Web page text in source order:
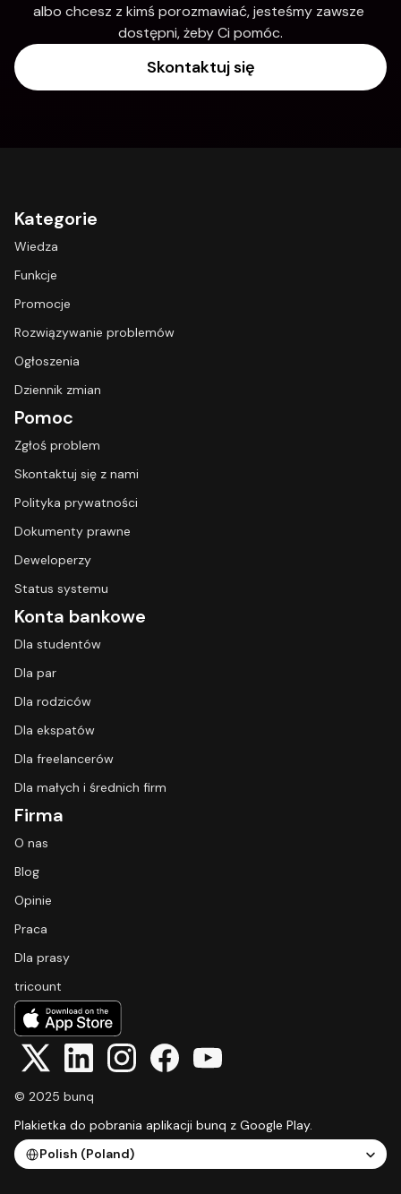
albo chcesz z kimś porozmawiać, jesteśmy zawsze
dostępni, żeby Ci pomóc.
Skontaktuj się
Kategorie
Wiedza
Funkcje
Promocje
Rozwiązywanie problemów
Ogłoszenia
Dziennik zmian
Pomoc
Zgłoś problem
Skontaktuj się z nami
Polityka prywatności
Dokumenty prawne
Deweloperzy
Status systemu
Konta bankowe
Dla studentów
Dla par
Dla rodziców
Dla ekspatów
Dla freelancerów
Dla małych i średnich firm
Firma
O nas
Blog
Opinie
Praca
Dla prasy
tricount
© 2025 bunq
Plakietka do pobrania aplikacji bunq z Google Play.
Select Language
Polish (Poland)